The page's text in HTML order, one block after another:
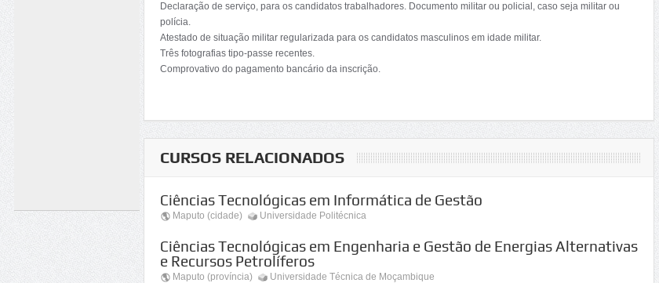
Declaração de serviço, para os candidatos trabalhadores. Documento militar ou policial, caso seja militar ou
polícia.
Atestado de situação militar regularizada para os candidatos masculinos em idade militar.
Três fotografias tipo-passe recentes.
Comprovativo do pagamento bancário da inscrição.
CURSOS RELACIONADOS
Ciências Tecnológicas em Informática de Gestão
Maputo (cidade) Universidade Politécnica
Ciências Tecnológicas em Engenharia e Gestão de Energias Alternativas
e Recursos Petrolíferos
Maputo (província) Universidade Técnica de Moçambique